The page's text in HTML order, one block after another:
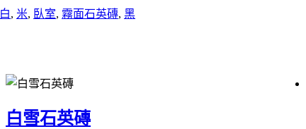
白, 米, 臥室, 霧面石英磚, 黑
白雪石英磚